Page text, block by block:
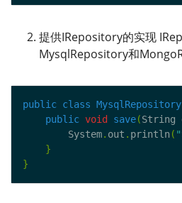
提供IRepository的实现
MysqlRepository和
public class MysqlRepository
public void save(String
        System
. out . println(
}
}